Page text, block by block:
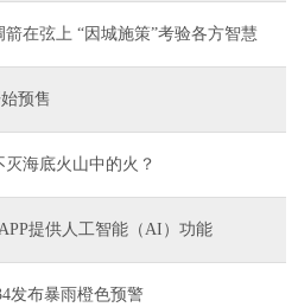
在弦上 “因城施策”考验各方智慧
预售
海底火山中的火？
提供人工智能（AI）功能
发布暴雨橙色预警